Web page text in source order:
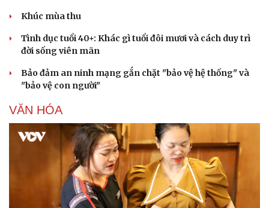
Khúc mùa thu
Tình dục tuổi 40+: Khác gì tuổi đôi mươi và cách duy trì
đời sống viên mãn
Bảo đảm an ninh mạng gắn chặt "bảo vệ hệ thống" và
"bảo vệ con người"
VĂN HÓA